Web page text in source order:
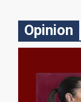
Opinion